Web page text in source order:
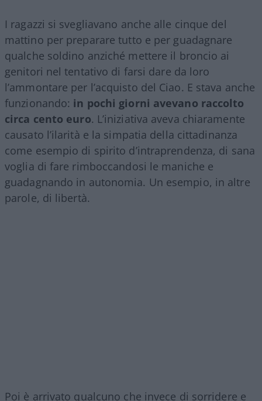
I ragazzi si svegliavano anche alle cinque del
mattino per preparare tutto e per guadagnare
qualche soldino anziché mettere il broncio ai
genitori nel tentativo di farsi dare da loro
l’ammontare per l’acquisto del Ciao. E stava anche
funzionando: in pochi giorni avevano raccolto
circa cento euro. L’iniziativa aveva chiaramente
causato l’ilarità e la simpatia della cittadinanza
come esempio di spirito d’intraprendenza, di sana
voglia di fare rimboccandosi le maniche e
guadagnando in autonomia. Un esempio, in altre
parole, di libertà.
Poi è arrivato qualcuno che invece di sorridere e